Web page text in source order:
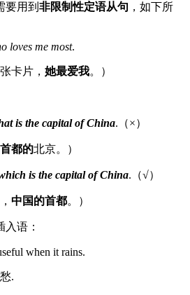
要用到 非限制性定语从句 ，如下所
loves me most.
卡片， 她最爱我。）
is the capital of China.（×）
都的北京。）
is the capital of China.（√）
中国的首都。）
语：
when it rains.
.